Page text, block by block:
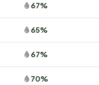
67%
65%
67%
70%